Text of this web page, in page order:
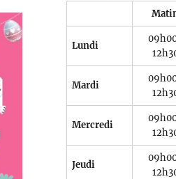
Outlook
Lundi
Mardi
Mercredi
Jeudi